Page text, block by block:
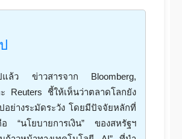
แล้ว ข่าวสารจาก Bloomberg,
Reuters ชี้ให้เห็นว่าตลาดโลกยัง
อย่างระมัดระวัง โดยมีปัจจัยหลักที่
“นโยบายการเงิน” ของสหรัฐฯ